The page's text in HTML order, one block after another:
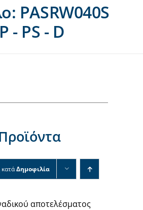
PASRW040S
- PS - D
κατάΔημοφιλία
αποτελέσματος